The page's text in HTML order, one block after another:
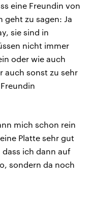
eine Freundin von
geht zu sagen: Ja
sie sind in
nicht immer
oder wie auch
auch sonst zu sehr
mich schon rein
Platte sehr gut
ich dann auf
sondern da noch